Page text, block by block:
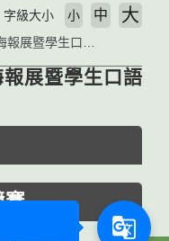
字級大小 小 中 大
展暨學生口語
賽
g_translate